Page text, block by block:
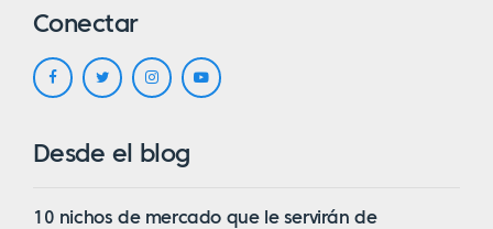
Conectar
Desde el blog
10 nichos de mercado que le servirán de